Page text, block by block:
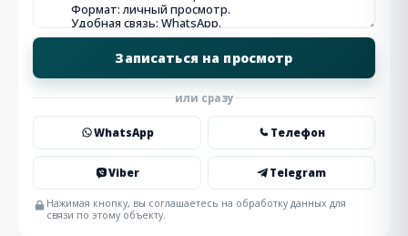
или сразу
WhatsApp Телефон
Viber Telegram
Нажимая кнопку, вы соглашаетесь на обработку данных для
связи по этому объекту.